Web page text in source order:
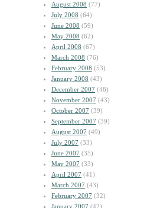
August 2008 (77)
July 2008 (64)
June 2008 (59)
May 2008 (62)
April 2008 (67)
March 2008 (76)
February 2008 (53)
January 2008 (43)
December 2007 (48)
November 2007 (43)
October 2007 (39)
September 2007 (39)
August 2007 (49)
July 2007 (33)
June 2007 (35)
May 2007 (33)
April 2007 (41)
March 2007 (43)
February 2007 (32)
January 2007 (42)